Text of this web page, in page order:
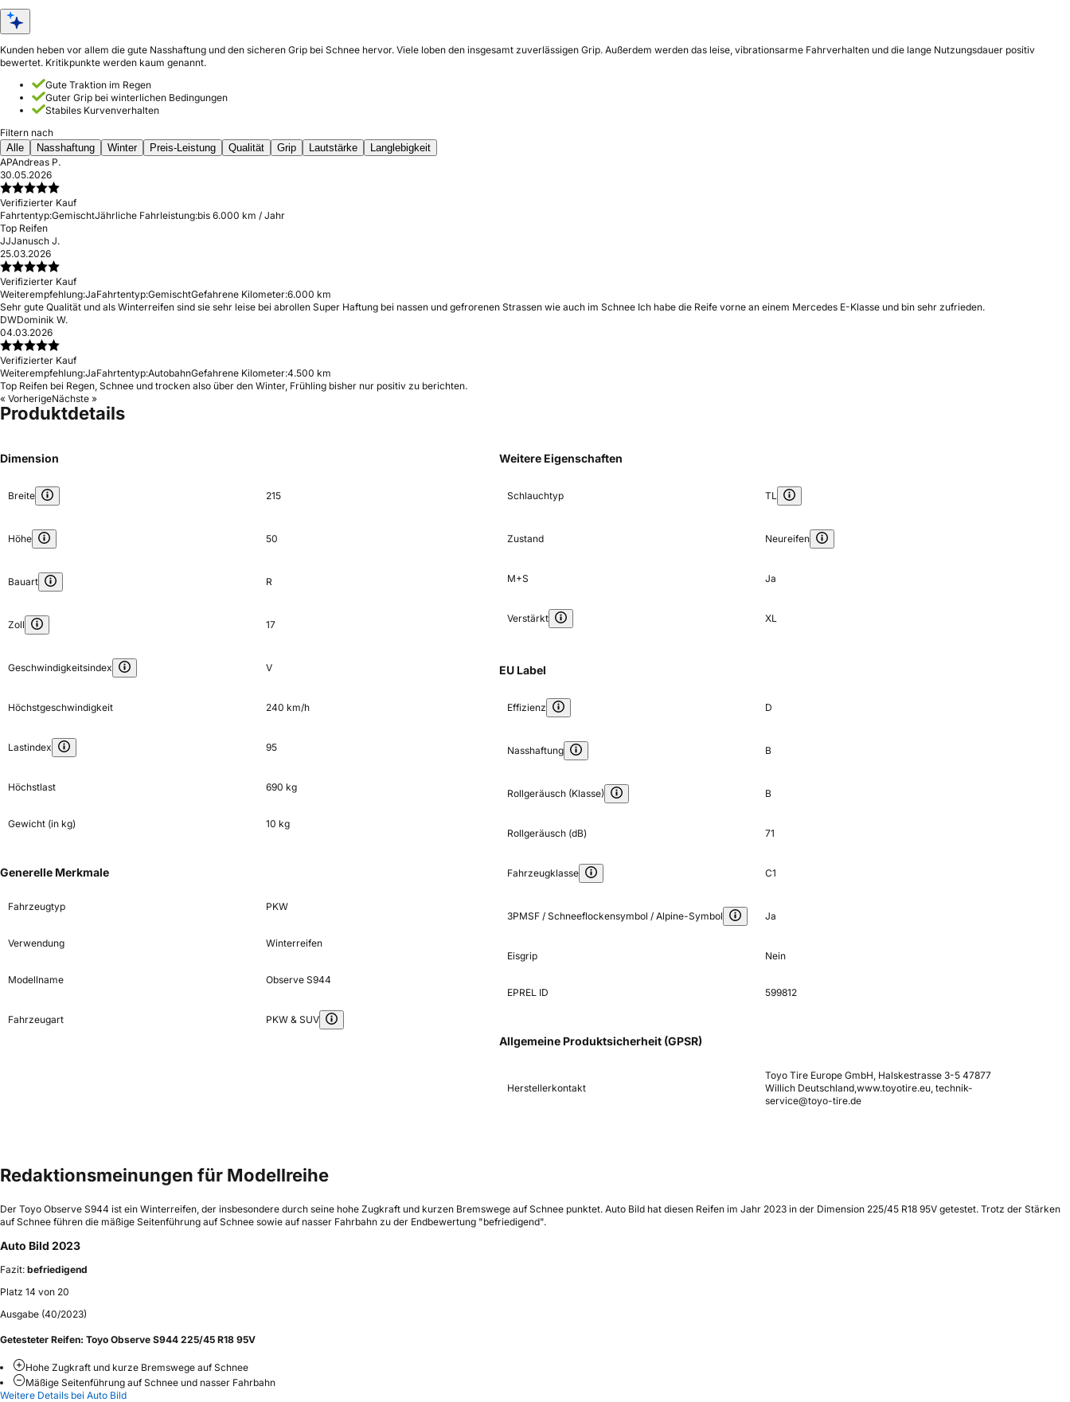
Kunden heben vor allem die gute Nasshaftung und den sicheren Grip bei Schnee hervor. Viele loben den insgesamt zuverlässigen Grip. Außerdem werden das leise, vibrationsarme Fahrverhalten und die lange Nutzungsdauer positiv
bewertet. Kritikpunkte werden kaum genannt.
Gute Traktion im Regen
Guter Grip bei winterlichen Bedingungen
Stabiles Kurvenverhalten
Filtern nach
Alle
Nasshaftung Winter Preis-Leistung Qualität Grip Lautstärke
Langlebigkeit
APAndreas P.
30.05.2026
Verifizierter Kauf
Fahrtentyp:GemischtJährliche Fahrleistung:bis 6.000 km / Jahr
Top Reifen
JJJanusch J.
25.03.2026
Verifizierter Kauf
Weiterempfehlung:JaFahrtentyp:GemischtGefahrene Kilometer:6.000 km
Sehr gute Qualität und als Winterreifen sind sie sehr leise bei abrollen Super Haftung bei nassen und gefrorenen Strassen wie auch im Schnee Ich habe die Reife vorne an einem Mercedes E-Klasse und bin sehr zufrieden.
DWDominik W.
04.03.2026
Verifizierter Kauf
Weiterempfehlung:JaFahrtentyp:AutobahnGefahrene Kilometer:4.500 km
Top Reifen bei Regen, Schnee und trocken also über den Winter, Frühling bisher nur positiv zu berichten.
« VorherigeNächste »
Produktdetails
Dimension
Breite 215
Höhe 50
Bauart R
Zoll 17
Geschwindigkeitsindex V
Höchstgeschwindigkeit 240 km/h
Lastindex 95
Höchstlast 690 kg
Gewicht (in kg) 10 kg
Generelle Merkmale
Fahrzeugtyp PKW
Verwendung Winterreifen
Modellname Observe S944
Fahrzeugart PKW & SUV
Weitere Eigenschaften
Schlauchtyp TL
Zustand Neureifen
M+S Ja
Verstärkt XL
EU Label
Effizienz D
Nasshaftung B
Rollgeräusch (Klasse) B
Rollgeräusch (dB) 71
Fahrzeugklasse C1
3PMSF / Schneeflockensymbol / Alpine-Symbol Ja
Eisgrip Nein
EPREL ID 599812
Allgemeine Produktsicherheit (GPSR)
Herstellerkontakt
Toyo Tire Europe GmbH, Halskestrasse 3-5 47877
Willich Deutschland,www.toyotire.eu, technik-
service@toyo-tire.de
Redaktionsmeinungen für Modellreihe
Der Toyo Observe S944 ist ein Winterreifen, der insbesondere durch seine hohe Zugkraft und kurzen Bremswege auf Schnee punktet. Auto Bild hat diesen Reifen im Jahr 2023 in der Dimension 225/45 R18 95V getestet. Trotz der Stärken
auf Schnee führen die mäßige Seitenführung auf Schnee sowie auf nasser Fahrbahn zu der Endbewertung "befriedigend".
Auto Bild 2023
Fazit: befriedigend
Platz 14 von 20
Ausgabe (40/2023)
Getesteter Reifen: Toyo Observe S944 225/45 R18 95V
Hohe Zugkraft und kurze Bremswege auf Schnee
Mäßige Seitenführung auf Schnee und nasser Fahrbahn
Weitere Details bei Auto Bild